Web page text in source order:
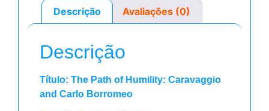
Descrição Avaliações (0)
Descrição
Título: The Path of Humility: Caravaggio
and Carlo Borromeo